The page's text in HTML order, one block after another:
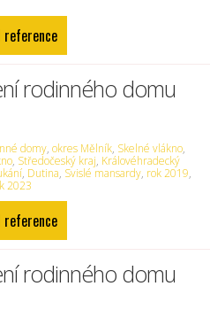
reference
rodinného domu
domy,okres Mělník, Skelné vlákno,
, Středočeský kraj, Královéhradecký
, Dutina, Svislé mansardy, rok 2019,
2023
reference
rodinného domu